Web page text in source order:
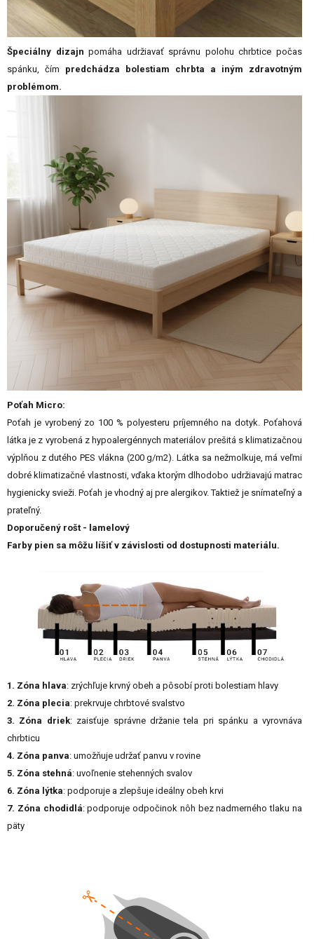
Špeciálny dizajn pomáha udržiavať správnu polohu chrbtice počas
spánku, čím predchádza bolestiam chrbta a iným zdravotným
problémom.
Poťah Micro:
Poťah je vyrobený zo 100 % polyesteru príjemného na dotyk. Poťahová
látka je z vyrobená z hypoalergénnych materiálov prešitá s klimatizačnou
výplňou z dutého PES vlákna (200 g/m2). Látka sa nežmolkuje, má veľmi
dobré klimatizačné vlastnosti, vďaka ktorým dlhodobo udržiavajú matrac
hygienicky svieži. Poťah je vhodný aj pre alergikov. Taktiež je snímateľný a
prateľný.
Doporučený rošt - lamelový
Farby pien sa môžu líšiť v závislosti od dostupnosti materiálu.
1. Zóna hlava: zrýchľuje krvný obeh a pôsobí proti bolestiam hlavy
2. Zóna plecia: prekrvuje chrbtové svalstvo
3. Zóna driek: zaisťuje správne držanie tela pri spánku a vyrovnáva
chrbticu
4. Zóna panva: umožňuje udržať panvu v rovine
5. Zóna stehná: uvoľnenie stehenných svalov
6. Zóna lýtka: podporuje a zlepšuje ideálny obeh krvi
7. Zóna chodidlá: podporuje odpočinok nôh bez nadmerného tlaku na
päty